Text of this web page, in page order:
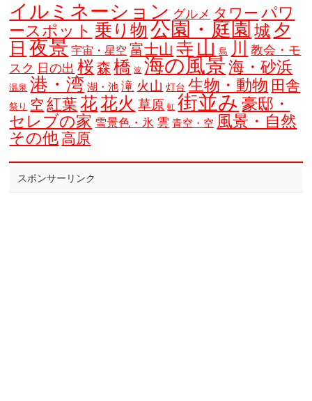
イルミネーション グルメ タワー パワ
ースポット 乗り物 公園・庭園 城 夕
日 夜景 宇宙・星空 富士山 寺 山 島 川
教会・モ
スク 日の出 桜 森 橋 波 海の風景 海・砂浜
温泉 港・湾 湖・池 滝 火山 灯台 生物・動物 田舎
祭り 空 紅葉 花花火 草原 虹 街並み 豪邸・
セレブの家 雪景色・氷 雲 青空・空 風景・自然
その他 高原
スポンサーリンク